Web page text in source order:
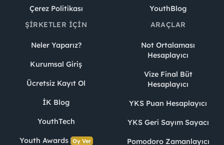
Çerez Politikası
YouthBlog
ŞIRKETLER İÇIN
Neler Yaparız?
Kurumsal Giriş
Ücretsiz Kayıt Ol
İK Blog
YouthTech
Youth Awards Oy Ver
ARAÇLAR
Not Ortalaması
Hesaplayıcı
Vize Final Büt
Hesaplayıcı
YKS Puan Hesaplayıcı
YKS Geri Sayım Sayacı
Pomodoro Zamanlayıcı